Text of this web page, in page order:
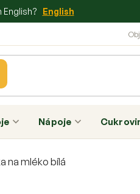
English? English
Nápoje
na mléko bílá